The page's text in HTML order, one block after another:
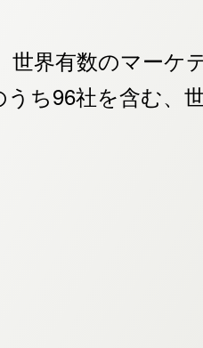
世界有数のマーケ
うち96社を含む、